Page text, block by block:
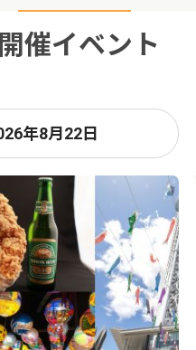
催イベント
年8月22日